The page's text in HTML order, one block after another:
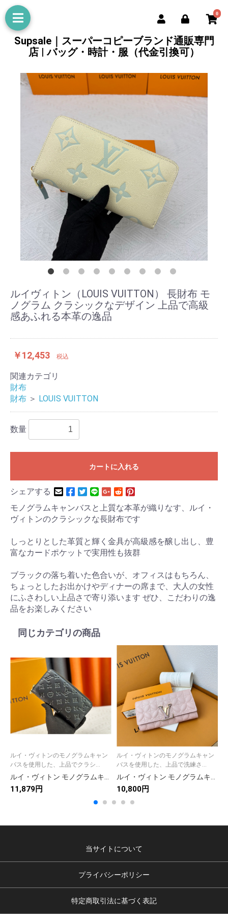
0
Supsale｜スーパーコピーブランド通販専門
店 | バッグ・時計・服（代金引換可）
ルイヴィトン（LOUIS VUITTON） 長財布 モ
ノグラム クラシックなデザイン 上品で高級
感あふれる本革の逸品
￥12,453 税込
関連カテゴリ
財布
財布 ＞ LOUIS VUITTON
数量
カートに入れる
シェアする
モノグラムキャンバスと上質な本革が織りなす、ルイ・
ヴィトンのクラシックな長財布です
しっとりとした革質と輝く金具が高級感を醸し出し、豊
富なカードポケットで実用性も抜群
ブラックの落ち着いた色合いが、オフィスはもちろん、
ちょっとしたお出かけやディナーの席まで、大人の女性
にふさわしい上品さで寄り添います ぜひ、こだわりの逸
品をお楽しみください
同じカテゴリの商品
ルイ・ヴィトンのモノグラムキャン
バスを使用した、上品でクラシ...
11,879円
ルイ・ヴィトンのモノグラムキャン
バスを使用した、上品で洗練さ...
10,800円
当サイトについて
プライバシーポリシー
特定商取引法に基づく表記